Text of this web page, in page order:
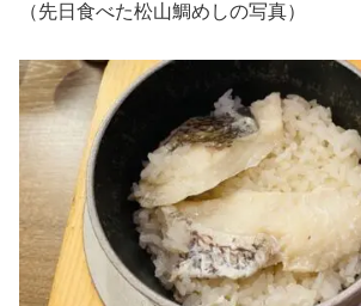
（先日食べた松山鯛めしの写真）